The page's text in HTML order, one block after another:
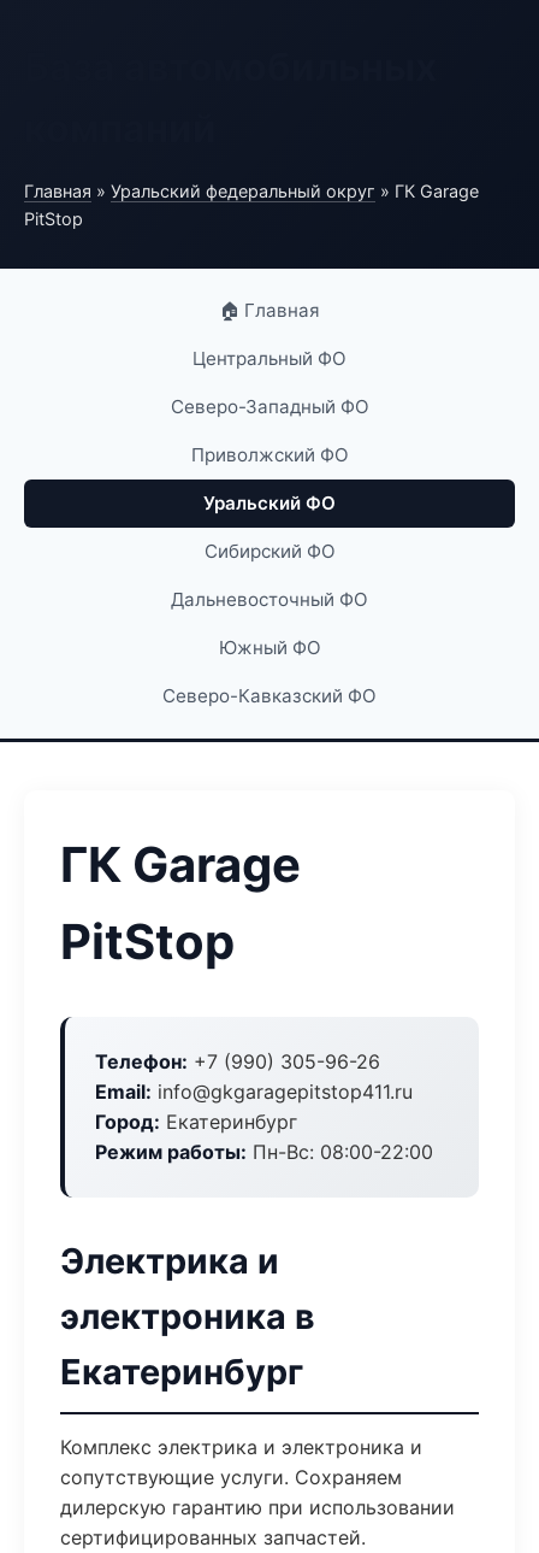
Главная » Уральский федеральный округ » ГК Garage
PitStop
🏠 Главная
Центральный ФО
Северо-Западный ФО
Приволжский ФО
Уральский ФО
Сибирский ФО
Дальневосточный ФО
Южный ФО
Северо-Кавказский ФО
ГК Garage
PitStop
Телефон: +7 (990) 305-96-26
Email: info@gkgaragepitstop411.ru
Город: Екатеринбург
Режим работы: Пн-Вс: 08:00-22:00
Электрика и
электроника в
Екатеринбург
Комплекс электрика и электроника и
сопутствующие услуги. Сохраняем
дилерскую гарантию при использовании
сертифицированных запчастей.